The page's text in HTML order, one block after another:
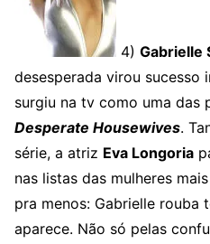
4) Gabrielle
desesperada virou sucesso
surgiu na tv como uma das
Desperate Housewives.
série, a atriz Eva Longoria
nas listas das mulheres
pra menos: Gabrielle rouba
aparece. Não só pelas